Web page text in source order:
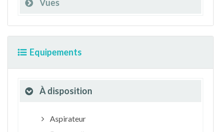
Vues
Equipements
À disposition
Aspirateur